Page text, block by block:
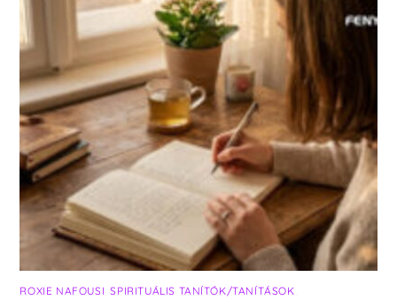
ROXIE NAFOUSI ,SPIRITUÁLIS TANÍTÓK/TANÍTÁSOK